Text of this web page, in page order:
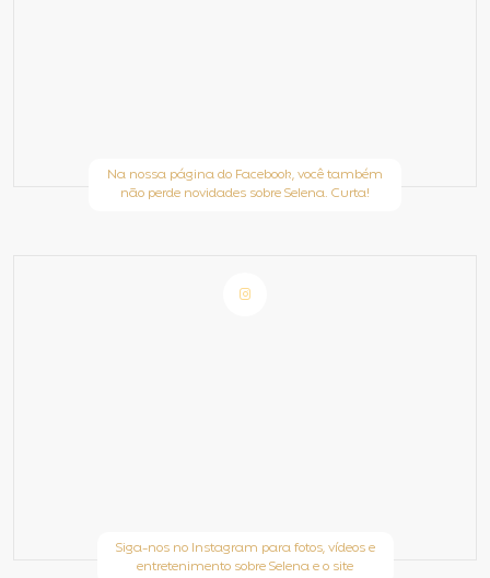
Na nossa página do Facebook, você também
não perde novidades sobre Selena. Curta!
Siga-nos no Instagram para fotos, vídeos e
entretenimento sobre Selena e o site